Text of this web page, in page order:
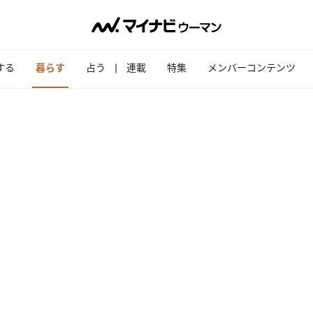
る 暮らす 占う 連載 特集 メンバーコンテンツ